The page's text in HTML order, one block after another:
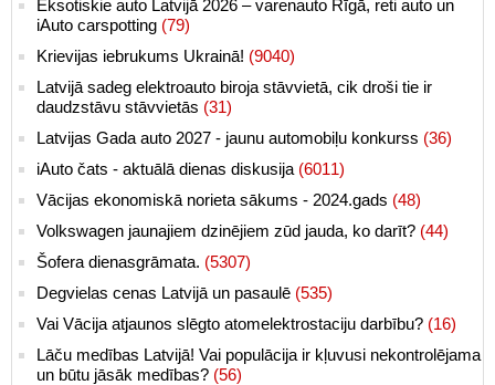
Eksotiskie auto Latvijā 2026 – varenauto Rīgā, reti auto un
iAuto carspotting (79)
Krievijas iebrukums Ukrainā! (9040)
Latvijā sadeg elektroauto biroja stāvvietā, cik droši tie ir
daudzstāvu stāvvietās (31)
Latvijas Gada auto 2027 - jaunu automobiļu konkurss (36)
iAuto čats - aktuālā dienas diskusija (6011)
Vācijas ekonomiskā norieta sākums - 2024.gads (48)
Volkswagen jaunajiem dzinējiem zūd jauda, ko darīt? (44)
Šofera dienasgrāmata. (5307)
Degvielas cenas Latvijā un pasaulē (535)
Vai Vācija atjaunos slēgto atomelektrostaciju darbību? (16)
Lāču medības Latvijā! Vai populācija ir kļuvusi nekontrolējama
un būtu jāsāk medības? (56)